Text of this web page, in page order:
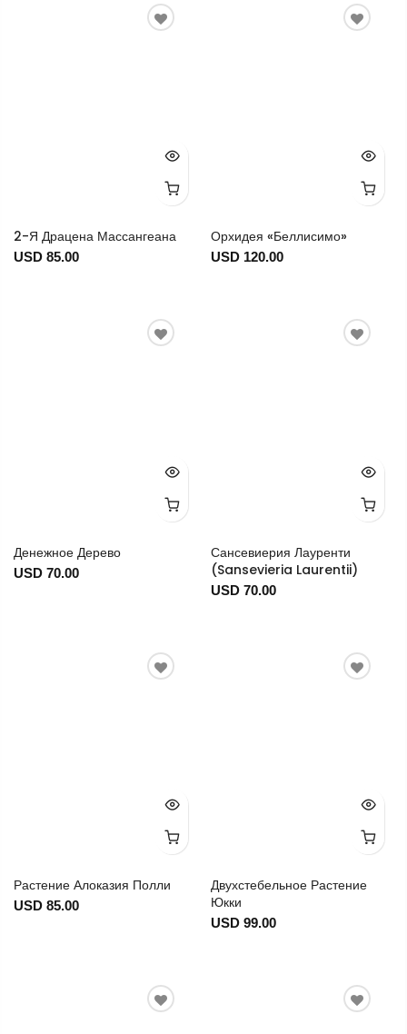
2-Я Драцена Массангеана
USD 85.00
Орхидея «Беллисимо»
USD 120.00
Денежное Дерево
USD 70.00
Сансевиерия Лауренти
(Sansevieria Laurentii)
USD 70.00
Растение Алоказия Полли
USD 85.00
Двухстебельное Растение
Юкки
USD 99.00